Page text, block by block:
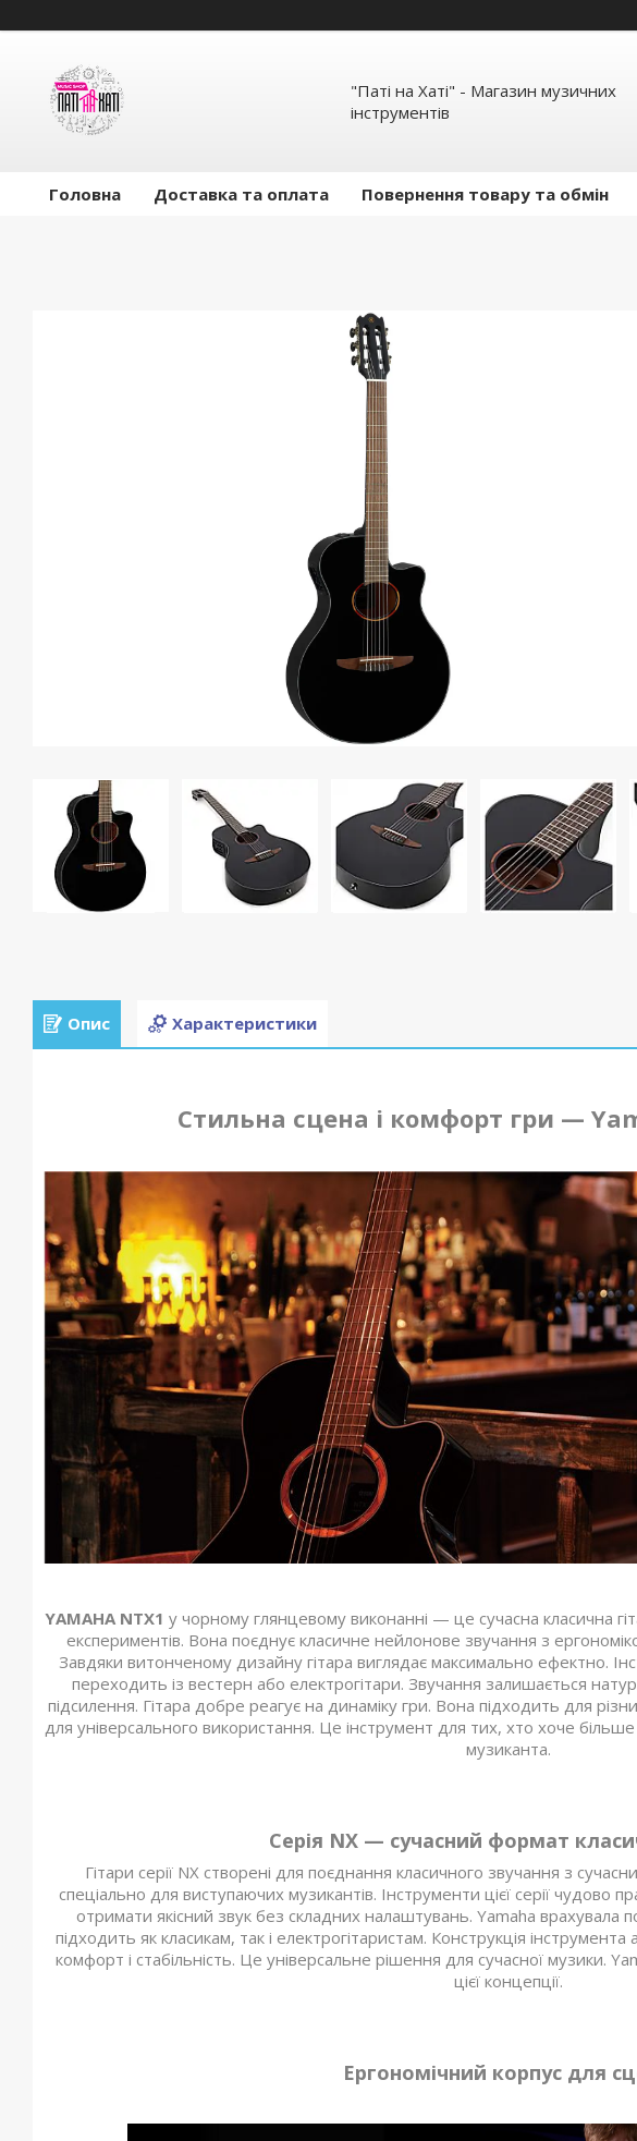
"Паті на Хаті" - Магазин музичних
інструментів
Головна Доставка та оплата Повернення товару та обмін
Опис Характеристики
Стильна сцена і комфорт гри —
YAMAHA NTX1 у чорному глянцевому виконанні — це сучасна класична
експериментів. Вона поєднує класичне нейлонове звучання з
Завдяки витонченому дизайну гітара виглядає максимально ефектно.
переходить із вестерн або електрогітари. Звучання залишається
підсилення. Гітара добре реагує на динаміку гри. Вона підходить для
для універсального використання. Це інструмент для тих, хто хоче
музиканта.
Серія NX — сучасний формат
Гітари серії NX створені для поєднання класичного звучання з
спеціально для виступаючих музикантів. Інструменти цієї серії
отримати якісний звук без складних налаштувань. Yamaha врахувала
підходить як класикам, так і електрогітаристам. Конструкція
комфорт і стабільність. Це універсальне рішення для сучасної музики.
цієї концепції.
Ергономічний корпус для